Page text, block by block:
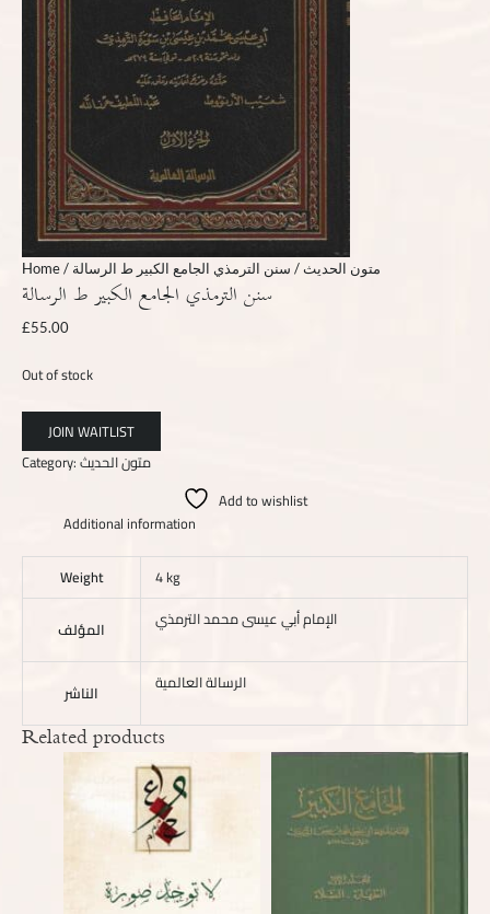
Home/ متون الحديث/ سنن الترمذي الجامع الكبير ط الرسالة
سنن الترمذي الجامع الكبير ط الرسالة
£55.00
Out of stock
Category:متون الحديث
Add to wishlist
Additional information
Weight
4 kg
المؤلف
الإمام أبي عيسى محمد الترمذي
الناشر الرسالة العالمية
Related products